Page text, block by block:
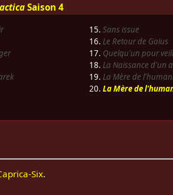
Saison 4
15. Sans issue
16. Le Retour de Gaius
17. Quelqu'un pour
18. La Naissance d'un
19. La Mère de
20. La Mère de
Six.